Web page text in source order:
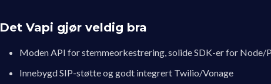
Det Vapi gjør veldig bra
Moden API for stemmeorkestrering, solide SDK-er for Node/
Innebygd SIP-støtte og godt integrert Twilio/Vonage